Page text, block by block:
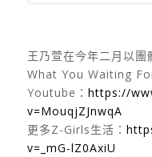
王乃萱在今年二月以
What You Waiting For
Youtube： https://
v=MouqjZJnwqA
更多Z-Girls生活：
v=_mG-lZ0AxiU